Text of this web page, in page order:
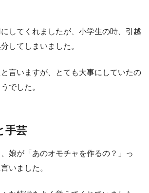
してくれましたが、小学生の時、引越
してしまいました。
言いますが、とても大事にしていたの
でした。
手芸
娘が「あのオモチャを作るの？」っ
いました。